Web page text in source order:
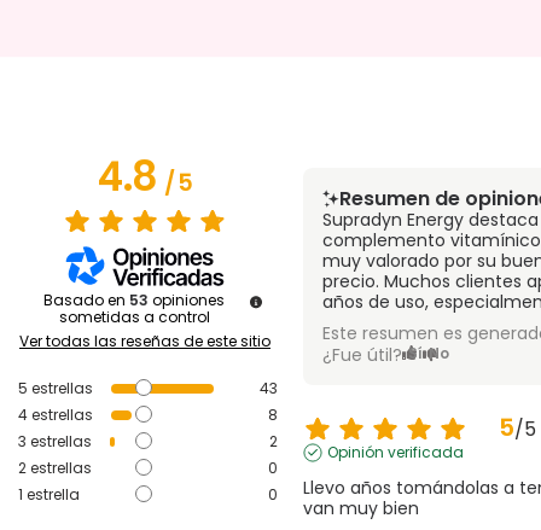
4.8/5
Basado en 53 opiniones
sometidas a control
Ver todas las reseñas de este sitio
5 estrellas
43
4estrellas
8
3 estrellas
2
2estrellas
0
1 estrella 0
Resumen de
Supradyn Energy
complemento
muy valorado por su
precio. Muchos clientes
años de uso,
Este resumen es
¿Fue útil? Sí No
5/5
Opinión verificada
Llevo años tomándolas a
van muy bien